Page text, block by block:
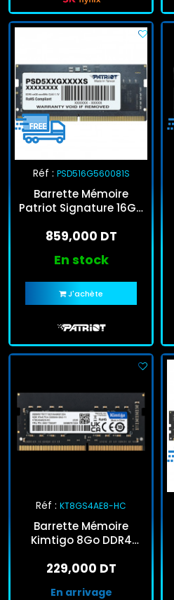
Réf : PSD516G560081S
Barrette Mémoire
Patriot Signature 16Go
859,000 DT
En stock
J'achète
Réf : KT8GS4AE8-HC
Barrette Mémoire
Kimtigo 8Go DDR4
229,000 DT
En arrivage